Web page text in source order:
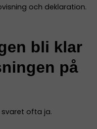
och deklaration.
bli klar
på
ofta ja.